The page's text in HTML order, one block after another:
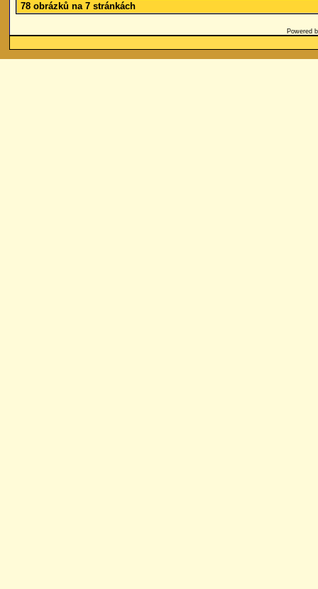
78 obrázků na 7 stránkách
Powered